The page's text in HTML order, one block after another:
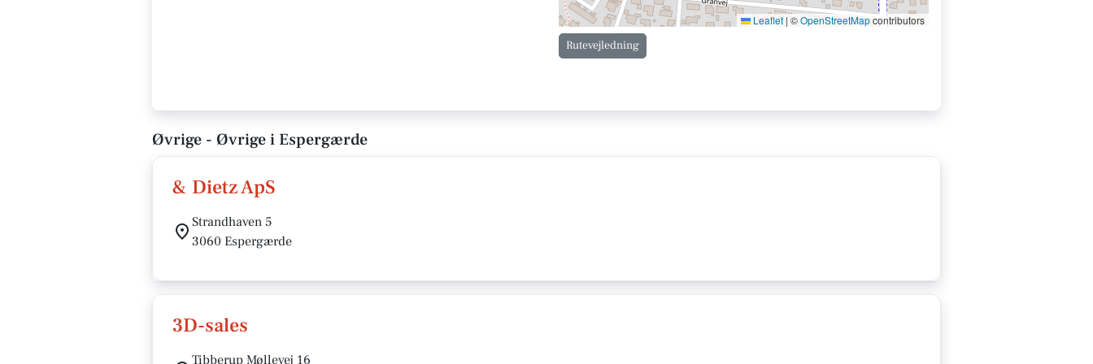
Leaflet | ©OpenStreetMapcontributors
Rutevejledning
Øvrige - Øvrige i Espergærde
& Dietz ApS
Strandhaven 5
3060 Espergærde
3D-sales
Tibberup Møllevej 16